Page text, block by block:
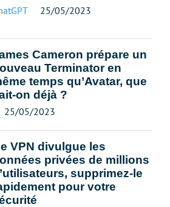
25/05/2023
Cameron prépare un
Terminator en
temps qu’Avatar, que
on déjà ?
25/05/2023
VPN divulgue les
privées de millions
supprimez-le
pour votre